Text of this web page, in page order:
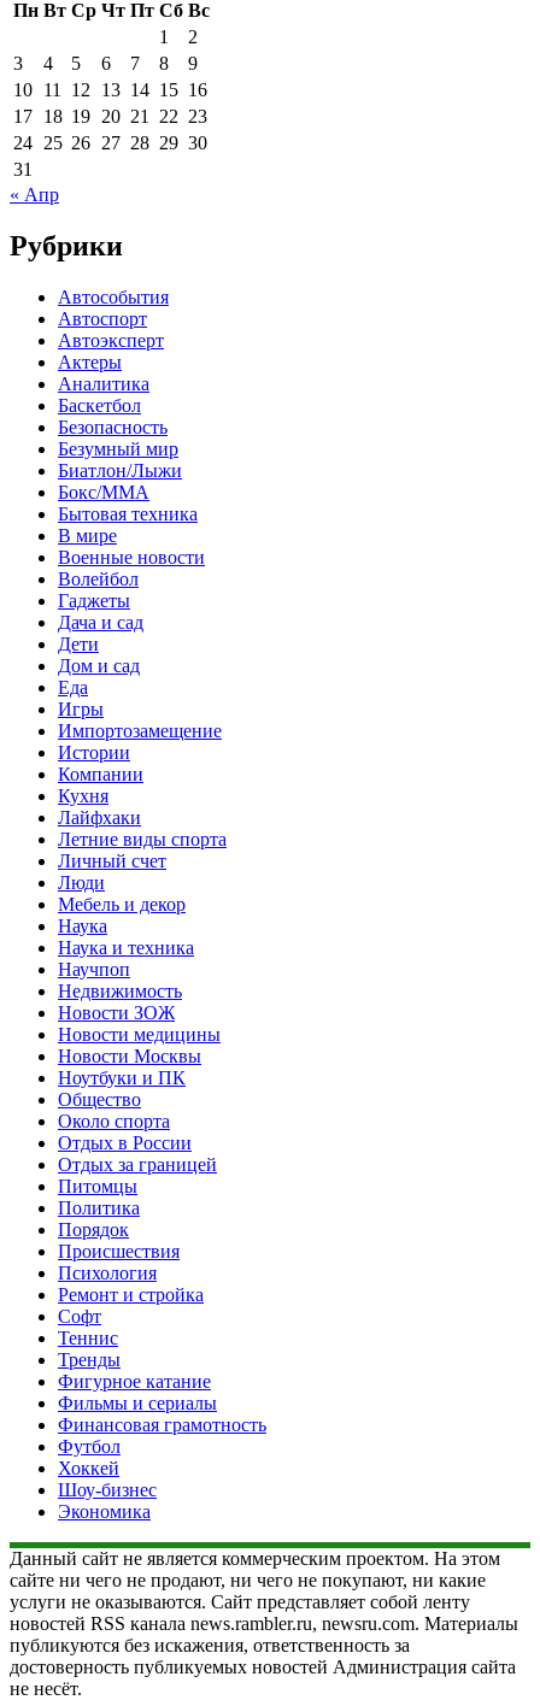
Пн Вт Ср Чт Пт Сб Вс
1
2
3
4 5 6 7 8
9
10 11 12 13 14 15 16
17 18 19 20 21 22 23
24 25 26 27 28 29 30
31
« Апр
Рубрики
Автособытия
Автоспорт
Автоэксперт
Актеры
Аналитика
Баскетбол
Безопасность
Безумный мир
Биатлон/Лыжи
Бокс/MMA
Бытовая техника
В мире
Военные новости
Волейбол
Гаджеты
Дача и сад
Дети
Дом и сад
Еда
Игры
Импортозамещение
Истории
Компании
Кухня
Лайфхаки
Летние виды спорта
Личный счет
Люди
Мебель и декор
Наука
Наука и техника
Научпоп
Недвижимость
Новости ЗОЖ
Новости медицины
Новости Москвы
Ноутбуки и ПК
Общество
Около спорта
Отдых в России
Отдых за границей
Питомцы
Политика
Порядок
Происшествия
Психология
Ремонт и стройка
Софт
Теннис
Тренды
Фигурное катание
Фильмы и сериалы
Финансовая грамотность
Футбол
Хоккей
Шоу-бизнес
Экономика
Данный сайт не является коммерческим проектом. На этом
сайте ни чего не продают, ни чего не покупают, ни какие
услуги не оказываются. Сайт представляет собой ленту
новостей RSS канала news.rambler.ru, newsru.com. Материалы
публикуются без искажения, ответственность за
достоверность публикуемых новостей Администрация сайта
не несёт.